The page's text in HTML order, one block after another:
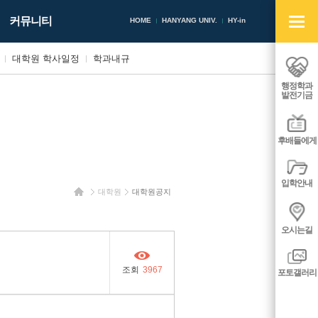
HOME HANYANG UNIV. HY-in
대학원 학사일정 학과내규
커뮤니티
홈 대학원 대학원공지
조회 3967
기/
닫
행정학과
발전기금
후배들에게
입학안내
오시는길
포토갤러리